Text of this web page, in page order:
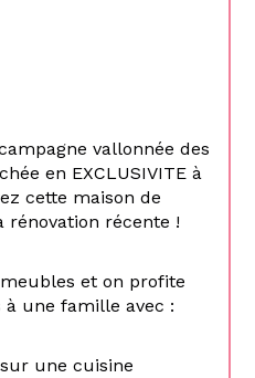
vallonnée des
en EXCLUSIVITE à
cette maison de
rénovation récente !
et on profite
à une famille avec :
une cuisine